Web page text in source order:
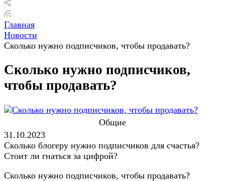
Главная
Новости
Сколько нужно подписчиков, чтобы продавать?
Сколько нужно подписчиков,
чтобы продавать?
Общие
31.10.2023
Сколько блогеру нужно подписчиков для счастья?
Стоит ли гнаться за цифрой?
Сколько нужно подписчиков, чтобы продавать?